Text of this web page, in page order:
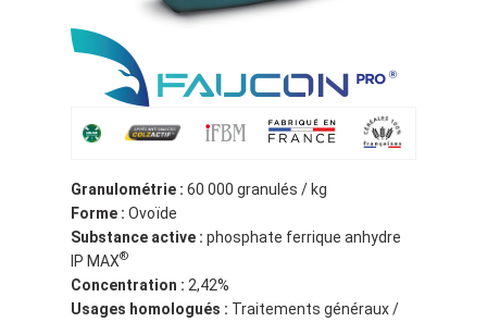
Granulométrie : 60 000 granulés / kg
Forme : Ovoïde
Substance active : phosphate ferrique anhydre
IP MAX®
Concentration : 2,42%
Usages homologués : Traitements généraux /